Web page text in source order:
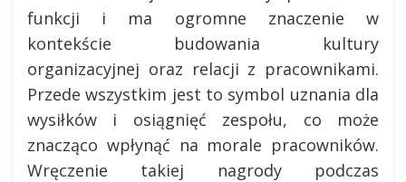
funkcji i ma ogromne znaczenie w
kontekście budowania kultury
organizacyjnej oraz relacji z pracownikami.
Przede wszystkim jest to symbol uznania dla
wysiłków i osiągnięć zespołu, co może
znacząco wpłynąć na morale pracowników.
Wręczenie takiej nagrody podczas